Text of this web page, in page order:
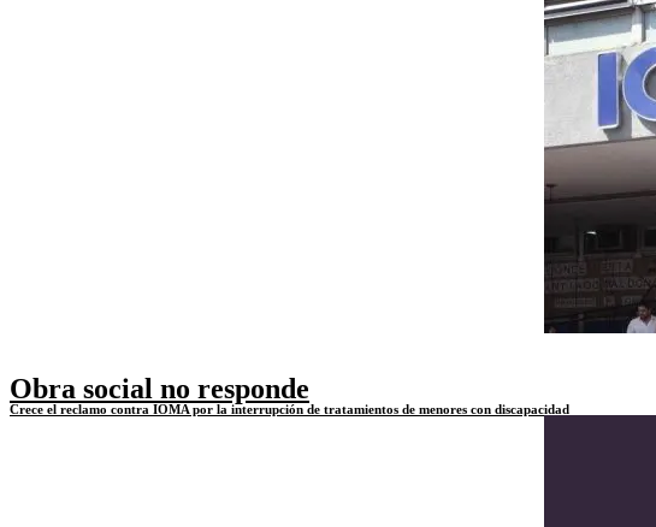
Obra social no responde
Crece el reclamo contra IOMA por la interrupción de tratamientos de menores con discapacidad